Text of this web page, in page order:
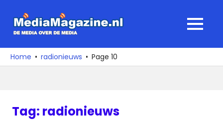
naar
media
over
MENU
Home radionieuws Page 10
Tag: radionieuws